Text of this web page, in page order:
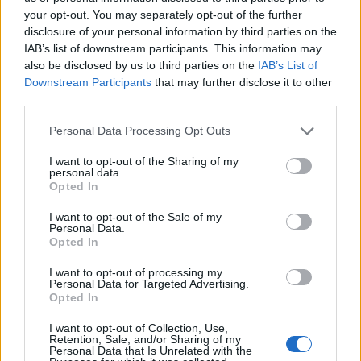
your opt-out. You may separately opt-out of the further
disclosure of your personal information by third parties on the
IAB’s list of downstream participants. This information may
also be disclosed by us to third parties on the IAB’s List of
Downstream Participants that may further disclose it to other
Personal Data Processing Opt Outs
I want to opt-out of the Sharing of my
personal data.
Opted In
I want to opt-out of the Sale of my
Personal Data.
Opted In
I want to opt-out of processing my
Personal Data for Targeted Advertising.
Opted In
I want to opt-out of Collection, Use,
Retention, Sale, and/or Sharing of my
Personal Data that Is Unrelated with the
ΡΟΗ ΕΙΔΗΣΕΩΝ
ΕΙΔΗΣΕΙΣ 05 Αυγούστου 2026
Άδωνις Γεωργιάδης σε Λαμία και Σοφάδες: 7 νέα
Κέντρο Υγείας